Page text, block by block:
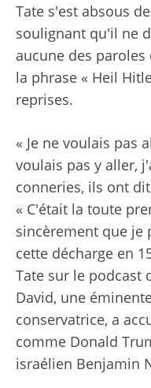
Tate s'est absous
soulignant qu'il ne
aucune des
la phrase « Heil
reprises.
« Je ne voulais pas
voulais pas y aller,
conneries, ils ont
« C'était la toute
sincèrement que je
cette décharge en
Tate sur le podcast
David, une
conservatrice, a
comme Donald
israélien Benjamin